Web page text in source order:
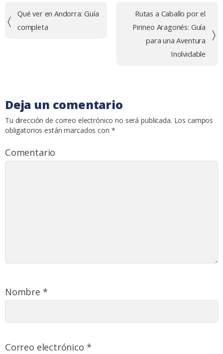
Navegación
de
Qué ver en Andorra: Guía
completa
Rutas a Caballo por el
Pirineo Aragonés: Guía
para una Aventura
Inolvidable
Deja un comentario
Tu dirección de correo electrónico no será publicada. Los campos
obligatorios están marcados con *
Comentario
Nombre *
Correo electrónico *